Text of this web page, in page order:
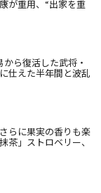
が重用、“出家を重
から復活した武将・
仕えた半年間と波乱
らに果実の香りも楽
茶」ストロベリー、